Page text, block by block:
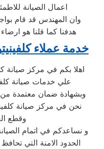
اعمال الصيانة
وان المهندس قد قام
هدفنا كما قلنا هو
خدمة عملاء
علي خدمات صيانة
وبشهادة ضمان معتمدة من
نحن في مركز صيانة
وقطع
و نساعدكم في اتمام
الحدود الامنة التي